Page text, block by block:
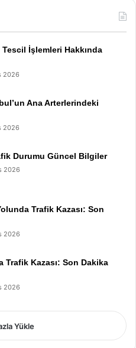
İşlemleri Hakkında
2026
Ana Arterlerindeki
2026
Durumu Güncel Bilgiler
2026
Trafik Kazası: Son
2026
Trafik Kazası: Son Dakika
2026
Yükle